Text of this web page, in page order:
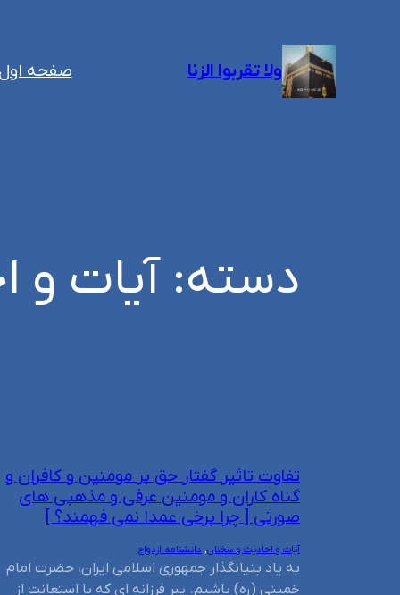
ولا تقربوا الزنا صفحه
دسته:آیات و
تفاوت تاثیر گفتار حق بر مومنین و کافران و
گناه کاران و مومنین عرفی و مذهبی های
صورتی [ چرا برخی عمدا نمی فهمند؟ ]
آیات و احادیث و سخنان, دانشنامه ازدواج
به یاد بنیانگذار جمهوری اسلامی ایران، حضرت امام
خمینی (ره) باشیم. پبر فرزانه ای که با استعانت از